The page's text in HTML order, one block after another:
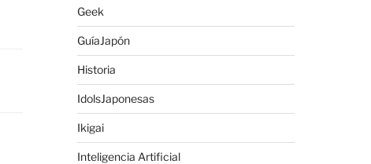
Geek
GuíaJapón
Historia
IdolsJaponesas
Ikigai
Inteligencia Artificial